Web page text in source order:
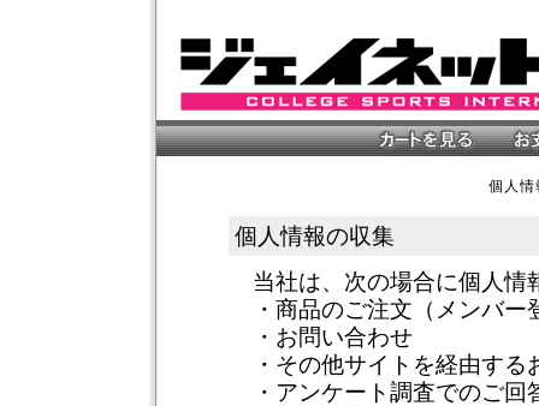
個人情
個人情報の収集
当社は、次の場合に個人情
・商品のご注文（メンバ
・お問い合わせ
・その他サイトを経由す
・アンケート調査でのご回